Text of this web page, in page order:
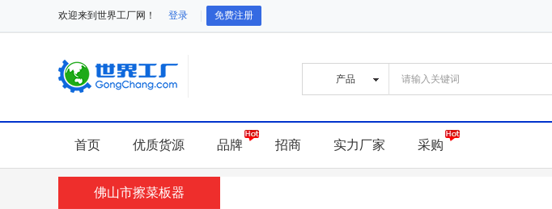
欢迎来到世界工厂网！ 登录 免费注册
首页 优质货源 品牌 招商 实力厂家 采购
佛山市擦菜板器